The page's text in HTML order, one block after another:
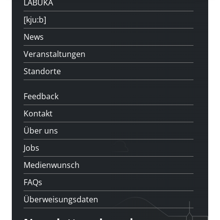
LABUKA
[kju:b]
News
Veranstaltungen
Standorte
Feedback
Kontakt
Über uns
Jobs
Medienwunsch
FAQs
Überweisungsdaten